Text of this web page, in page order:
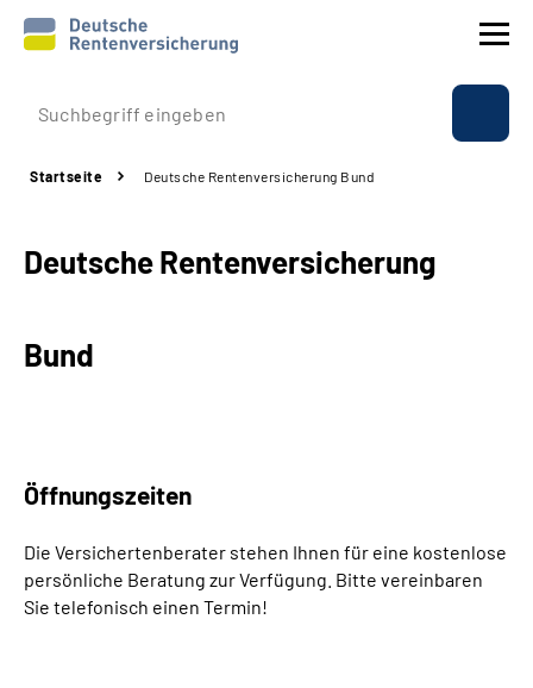
Prävention
Rente
Suche
Startseite Deutsche Rentenversicherung Bund
Deutsche Rentenversicherung
Bund
Öffnungszeiten
Die Versichertenberater stehen Ihnen für eine kostenlose
persönliche Beratung zur Verfügung. Bitte vereinbaren
Sie telefonisch einen Termin!